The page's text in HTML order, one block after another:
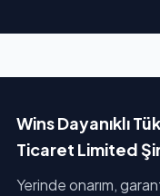
Wins Dayanıklı
Ticaret Limited
Yerinde onarım,